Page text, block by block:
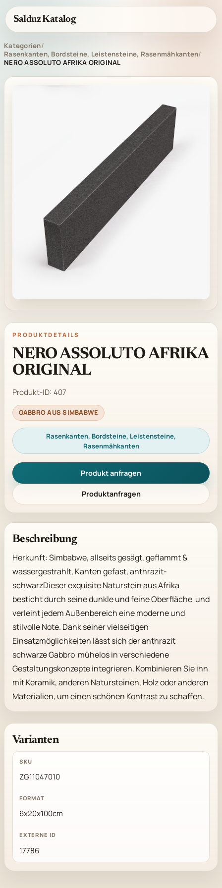
Salduz Katalog
Kategorien/
Rasenkanten, Bordsteine, Leistensteine, Rasenmähkanten/
NERO ASSOLUTO AFRIKA ORIGINAL
PRODUKTDETAILS
NERO ASSOLUTO AFRIKA
ORIGINAL
Produkt-ID: 407
GABBRO AUS SIMBABWE
Rasenkanten, Bordsteine, Leistensteine,
Rasenmähkanten
Produkt anfragen
Produktanfragen
Beschreibung
Herkunft: Simbabwe, allseits gesägt, geflammt &
wassergestrahlt, Kanten gefast, anthrazit-
schwarzDieser exquisite Naturstein aus Afrika
besticht durch seine dunkle und feine Oberfläche  und
verleiht jedem Außenbereich eine moderne und
stilvolle Note. Dank seiner vielseitigen
Einsatzmöglichkeiten lässt sich der anthrazit
schwarze Gabbro  mühelos in verschiedene
Gestaltungskonzepte integrieren. Kombinieren Sie ihn
mit Keramik, anderen Natursteinen, Holz oder anderen
Materialien, um einen schönen Kontrast zu schaffen.
Varianten
ZG11047010
6x20x100cm
17786